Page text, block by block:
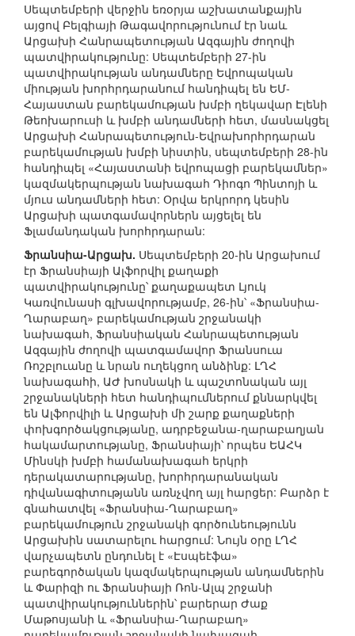
Սեպտեմբերի վերջին եռօրյա աշխատանքային
այցով Բելգիայի Թագավորությունում էր նաև
Արցախի Հանրապետության Ազգային ժողովի
պատվիրակությունը: Սեպտեմբերի 27-ին
պատվիրակության անդամները Եվրոպական
միության խորհրդարանում հանդիպել են ԵՄ-
Հայաստան բարեկամության խմբի ղեկավար Էլենի
Թեոխարուսի և խմբի անդամների հետ, մասնակցել
Արցախի Հանրապետություն-Եվրախորհրդարան
բարեկամության խմբի նիստին, սեպտեմբերի 28-ին
հանդիպել «Հայաստանի եվրոպացի բարեկամներ»
կազմակերպության նախագահ Դիոգո Պինտոյի և
մյուս անդամների հետ: Օրվա երկրորդ կեսին
Արցախի պատգամավորներն այցելել են
Ֆլամանդական խորհրդարան:
Ֆրանսիա-Արցախ. Սեպտեմբերի 20-ին Արցախում
էր Ֆրանսիայի Ալֆորվիլ քաղաքի
պատվիրակությունը՝ քաղաքապետ Լյուկ
Կառվունասի գլխավորությամբ, 26-ին՝ «Ֆրանսիա-
Ղարաբաղ» բարեկամության շրջանակի
նախագահ, Ֆրանսիական Հանրապետության
Ազգային ժողովի պատգամավոր Ֆրանսուա
Ռոշբլուանը և նրան ուղեկցող անձինք: ԼՂՀ
նախագահի, ԱԺ խոսնակի և պաշտոնական այլ
շրջանակների հետ հանդիպումներում քննարկվել
են Ալֆորվիլի և Արցախի մի շարք քաղաքների
փոխգործակցությանը, ադրբեջանա-ղարաբաղյան
հակամարտությանը, Ֆրանսիայի՝ որպես ԵԱՀԿ
Մինսկի խմբի համանախագահ երկրի
դերակատարությանը, խորհրդարանական
դիվանագիտությանն առնչվող այլ հարցեր: Բարձր է
գնահատվել «Ֆրանսիա-Ղարաբաղ»
բարեկամություն շրջանակի գործունեությունն
Արցախին սատարելու հարցում: Նույն օրը ԼՂՀ
վարչապետն ընդունել է «Էսպեէֆա»
բարեգործական կազմակերպության անդամներին
և Փարիզի ու Ֆրանսիայի Ռոն-Ալպ շրջանի
պատվիրակություններին՝ բարերար Ժաք
Մաթոսյանի և «Ֆրանսիա-Ղարաբաղ»